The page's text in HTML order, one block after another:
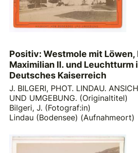
Positiv: Westmole mit Löwen,
Maximilian II. und Leuchtturm
Deutsches Kaiserreich
J. BILGERI, PHOT. LINDAU.
UND UMGEBUNG. (Originaltitel)
Bilgeri, J. (Fotograf:in)
Lindau (Bodensee) (Aufnahmeort)